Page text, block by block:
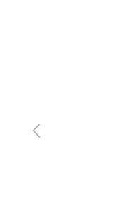
Previous